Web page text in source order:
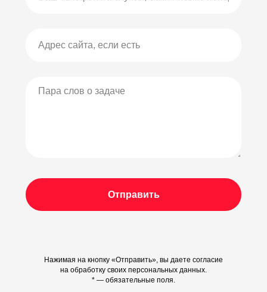
Отправить
Нажимая на кнопку «Отправить», вы даете согласие
на обработку своих персональных данных.
* — обязательные поля.